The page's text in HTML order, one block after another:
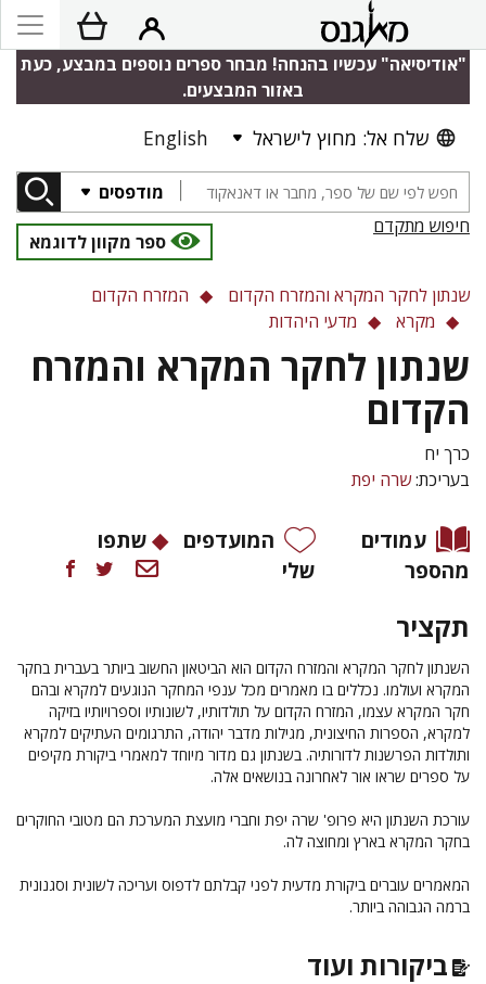
"אודיסיאה" עכשיו בהנחה! מבחר ספרים נוספים במבצע, כעת
באזור המבצעים.
שלח אל: מחוץ לישראל English
מודפסים
חיפוש מתקדם
ספר מקוון לדוגמא
שנתון לחקר המקרא והמזרח הקדום
המזרח הקדום
מקרא
מדעי היהדות
שנתון לחקר המקרא והמזרח
הקדום
כרך יח
בעריכת:שרה יפת
עמודים
מהספר
המועדפים
שלי
שתפו
תקציר
השנתון לחקר המקרא והמזרח הקדום הוא הביטאון החשוב ביותר בעברית בחקר
המקרא ועולמו. נכללים בו מאמרים מכל ענפי המחקר הנוגעים למקרא ובהם
חקר המקרא עצמו, המזרח הקדום על תולדותיו, לשונותיו וספרויותיו בזיקה
למקרא, הספרות החיצונית, מגילות מדבר יהודה, התרגומים העתיקים למקרא
ותולדות הפרשנות לדורותיה. בשנתון גם מדור מיוחד למאמרי ביקורת מקיפים
על ספרים שראו אור לאחרונה בנושאים אלה.
עורכת השנתון היא פרופ' שרה יפת וחברי מועצת המערכת הם מטובי החוקרים
בחקר המקרא בארץ ומחוצה לה.
המאמרים עוברים ביקורת מדעית לפני קבלתם לדפוס ועריכה לשונית וסגנונית
ברמה הגבוהה ביותר.
ביקורות ועוד